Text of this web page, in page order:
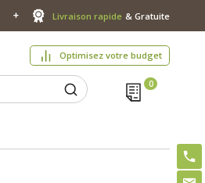
Livraison rapide & Gratuite
Optimisez votre budget